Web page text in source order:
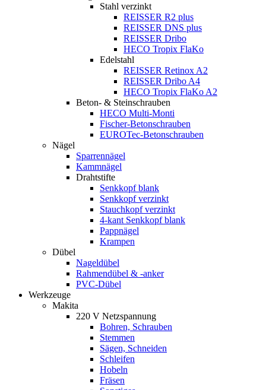
Stahl verzinkt
REISSER R2 plus
REISSER DNS plus
REISSER Dribo
HECO Tropix FlaKo
Edelstahl
REISSER Retinox A2
REISSER Dribo A4
HECO Tropix FlaKo A2
Beton- & Steinschrauben
HECO Multi-Monti
Fischer-Betonschrauben
EUROTec-Betonschrauben
Nägel
Sparrennägel
Kammnägel
Drahtstifte
Senkkopf blank
Senkkopf verzinkt
Stauchkopf verzinkt
4-kant Senkkopf blank
Pappnägel
Krampen
Dübel
Nageldübel
Rahmendübel & -anker
PVC-Dübel
Werkzeuge
Makita
220 V Netzspannung
Bohren, Schrauben
Stemmen
Sägen, Schneiden
Schleifen
Hobeln
Fräsen